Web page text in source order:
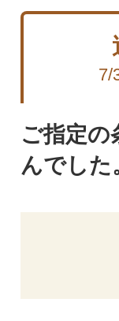
7/
ご指定の
んでした